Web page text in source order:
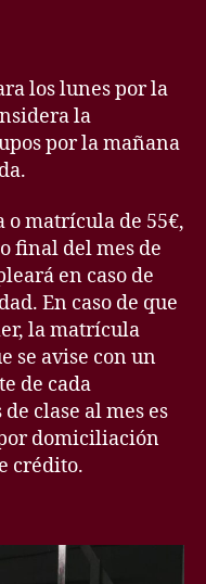
los lunes por la
la
por la mañana
o matrícula de 55€,
final del mes de
en caso de
En caso de que
la matrícula
se avise con un
de cada
clase al mes es
domiciliación
crédito.